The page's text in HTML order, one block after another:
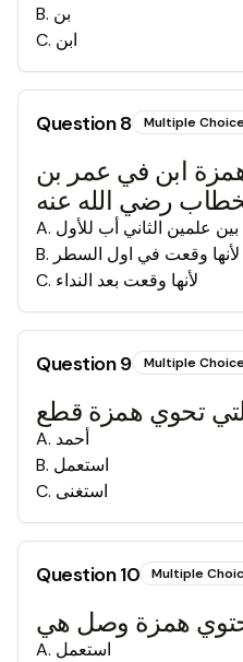
B. بن
C. ابن
Question8 Multiple
ابن في عمر بن
رضي الله عنه
A. علمين الثاني أب للأول
B. لأنها وقعت في اول السطر
C. لأنها وقعت بعد النداء
Question9 Multiple
تحوي همزة قطع
A. أحمد
B. استعمل
C. استغنى
Question10 Multiple
همزة وصل هي
A. استعمل